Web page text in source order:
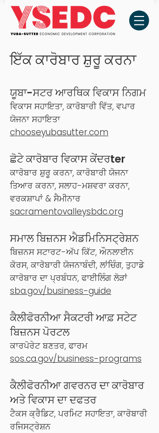
ਇੱਕ ਕਾਰੋਬਾਰ ਸ਼ੁਰੂ ਕਰਨਾ
ਯੂਬਾ-ਸਟਰ ਆਰਥਿਕ ਵਿਕਾਸਨਿਗਮ
ਵਿਕਾਸ ਸਹਾਇਤਾ, ਕਾਰੋਬਾਰੀ ਵਿੱਤ, ਵਪਾਰ
ਯੋਜਨਾ ਸਹਾਇਤਾ
chooseyubasutter.com
ਛੋਟੇ ਕਾਰੋਬਾਰ ਵਿਕਾਸ ਕੇਂਦਰter
ਕਾਰੋਬਾਰ ਸ਼ੁਰੂ ਕਰਨਾ, ਕਾਰੋਬਾਰੀ ਯੋਜਨਾ
ਤਿਆਰ ਕਰਨਾ, ਸਲਾਹ-ਮਸ਼ਵਰਾ ਕਰਨਾ,
ਵਰਕਸ਼ਾਪਾਂ & ਸੈਮੀਨਾਰ
sacramentovalleysbdc.org
ਸਮਾਲ ਬਿਜ਼ਨਸ ਐਡਮਿਨਿਸਟ੍ਰੇਸ਼ਨ
ਬਿਜ਼ਨਸ ਸਟਾਰਟ-ਅੱਪ ਕਿੱਟ, ਔਨਲਾਈਨ
ਕੋਰਸ, ਕਾਰੋਬਾਰੀ ਯੋਜਨਾਬੰਦੀ, ਲਾਂਚਿੰਗ, ਤੁਹਾਡੇ
ਕਾਰੋਬਾਰ ਦਾ ਪ੍ਰਬੰਧਨ, ਫਾਈਲਿੰਗ ਲੋੜਾਂ
sba.gov/business-guide
ਕੈਲੀਫੋਰਨੀਆ ਸੈਕਟਰੀ ਆਫ਼ ਸਟੇਟ
ਬਿਜ਼ਨਸ ਪੋਰਟਲ
ਕਾਰਪੋਰੇਟ ਬਣਤਰ, ਫਾਰਮ
sos.ca.gov/business-programs
ਕੈਲੀਫੋਰਨੀਆ ਗਵਰਨਰ ਦਾ ਕਾਰੋਬਾਰ
ਅਤੇ ਵਿਕਾਸ ਦਾ ਦਫਤਰ
ਟੈਕਸ ਕ੍ਰੈਡਿਟ, ਪਰਮਿਟ ਸਹਾਇਤਾ, ਕਾਰੋਬਾਰੀ
ਰਜਿਸਟ੍ਰੇਸ਼ਨ